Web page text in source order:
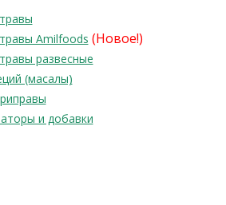
Amilfoods (Новое!)
развесные
(масалы)
и добавки